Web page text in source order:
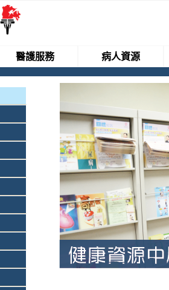
醫護服務 病人資源